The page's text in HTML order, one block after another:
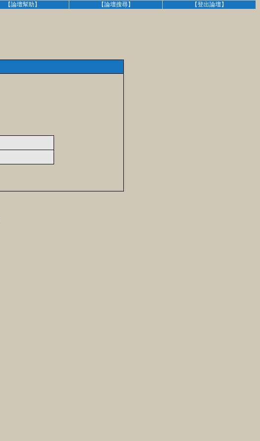
【論壇幫助】 【論壇搜尋】 【登出論壇】